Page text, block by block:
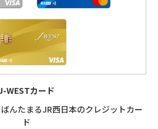
WESTカード
んたまるJR西日本のクレジットカー
ド